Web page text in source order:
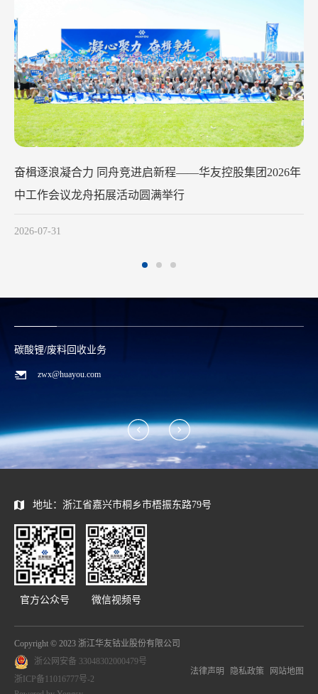
华友钴业2026年中工作会议在苏州召开
碳酸锂/废料回收业务
zwx@huayou.com
地址：浙江省嘉兴市桐乡市梧振东路79号
官方公众号 微信视频号
Copyright © 2023 浙江华友钴业股份有限公司
浙公网安备 33048302000479号
浙ICP备11016777号-2
法律声明 隐私政策 网站地图